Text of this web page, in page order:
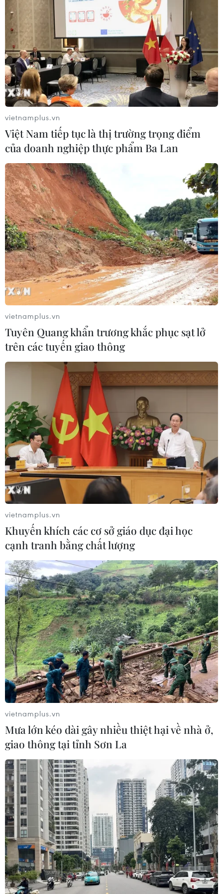
vietnamplus.vn
Việt Nam tiếp tục là thị trường trọng điểm
của doanh nghiệp thực phẩm Ba Lan
vietnamplus.vn
Tuyên Quang khẩn trương khắc phục sạt lở
trên các tuyến giao thông
vietnamplus.vn
Khuyến khích các cơ sở giáo dục đại học
cạnh tranh bằng chất lượng
vietnamplus.vn
Mưa lớn kéo dài gây nhiều thiệt hại về nhà ở,
giao thông tại tỉnh Sơn La